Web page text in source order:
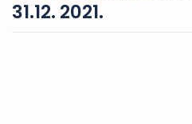
31.12. 2021.